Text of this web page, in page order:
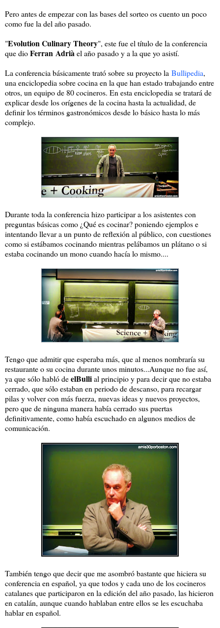
Pero antes de empezar con las bases del sorteo os cuento un poco
como fue la del año pasado.
"Evolution Culinary Theory", este fue el título de la conferencia
que dioFerran Adriàel año pasado y a la que yo asistí.
La conferencia básicamente trató sobre su proyecto la Bullipedia,
una enciclopedia sobre cocina en la que han estado trabajando entre
otros, un equipo de 80 cocineros. En esta enciclopedia se tratará de
explicar desde los orígenes de la cocina hasta la actualidad, de
definir los términos gastronómicos desde lo básico hasta lo más
complejo.
Durante toda la conferencia hizo participar a los asistentes con
preguntas básicas como ¿Qué es cocinar? poniendo ejemplos e
intentando llevar a un punto de reflexión al público, con cuestiones
como si estábamos cocinando mientras pelábamos un plátano o si
estaba cocinando un mono cuando hacía lo mismo....
Tengo que admitir que esperaba más, que al menos nombraría su
restaurante o su cocina durante unos minutos...Aunque no fue así,
ya que sólo habló deelBullial principio y para decir que no estaba
cerrado, que sólo estaban en periodo de descanso, para recargar
pilas y volver con más fuerza, nuevas ideas y nuevos proyectos,
pero que de ninguna manera había cerrado sus puertas
definitivamente, como había escuchado en algunos medios de
comunicación.
También tengo que decir que me asombró bastante que hiciera su
conferencia en español, ya que todos y cada uno de los cocineros
catalanes que participaron en la edición del año pasado, las hicieron
en catalán, aunque cuando hablaban entre ellos se les escuchaba
hablar en español.